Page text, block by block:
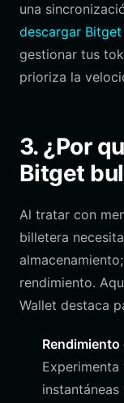
una
descargar Bitget
gestionar tus
prioriza la
3. ¿Por
Bitget
Al tratar con
billetera
rendimiento.
Wallet destaca